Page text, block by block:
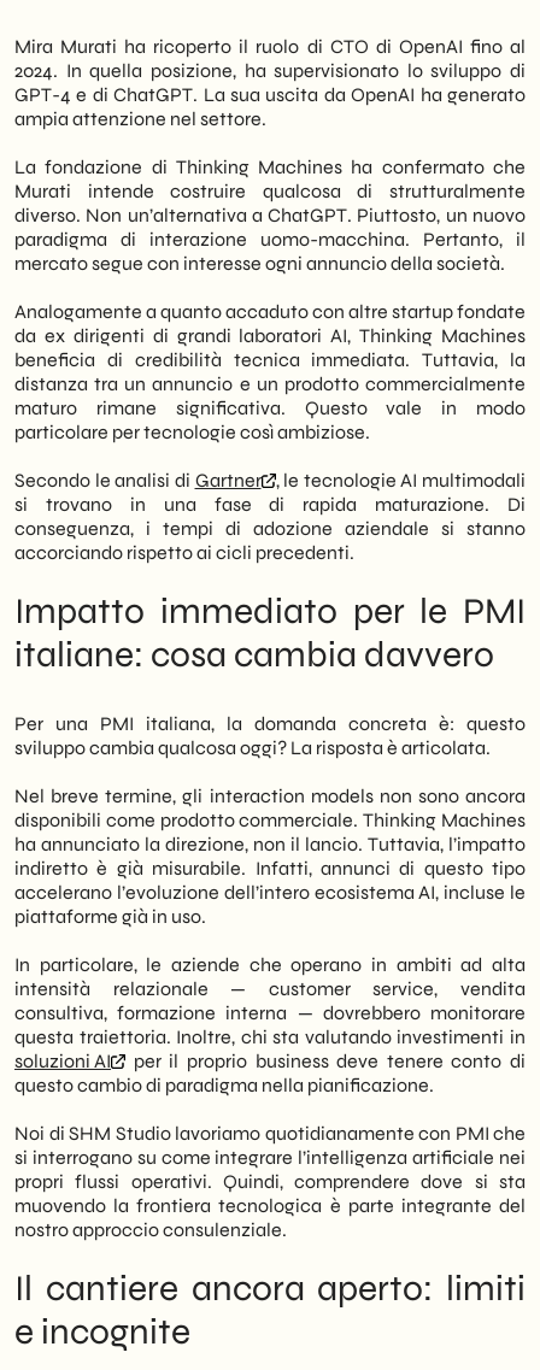
Mira Murati ha ricoperto il ruolo di CTO di OpenAI fino al
2024. In quella posizione, ha supervisionato lo sviluppo di
GPT-4 e di ChatGPT. La sua uscita da OpenAI ha generato
ampia attenzione nel settore.
La fondazione di Thinking Machines ha confermato che
Murati intende costruire qualcosa di strutturalmente
diverso. Non un’alternativa a ChatGPT. Piuttosto, un nuovo
paradigma di interazione uomo-macchina. Pertanto, il
mercato segue con interesse ogni annuncio della società.
Analogamente a quanto accaduto con altre startup fondate
da ex dirigenti di grandi laboratori AI, Thinking Machines
beneficia di credibilità tecnica immediata. Tuttavia, la
distanza tra un annuncio e un prodotto commercialmente
maturo rimane significativa. Questo vale in modo
particolare per tecnologie così ambiziose.
Secondo le analisi di Gartner
, le tecnologie AI multimodali
si trovano in una fase di rapida maturazione. Di
conseguenza, i tempi di adozione aziendale si stanno
accorciando rispetto ai cicli precedenti.
Impatto immediato per le PMI
italiane: cosa cambia davvero
Per una PMI italiana, la domanda concreta è: questo
sviluppo cambia qualcosa oggi? La risposta è articolata.
Nel breve termine, gli interaction models non sono ancora
disponibili come prodotto commerciale. Thinking Machines
ha annunciato la direzione, non il lancio. Tuttavia, l’impatto
indiretto è già misurabile. Infatti, annunci di questo tipo
accelerano l’evoluzione dell’intero ecosistema AI, incluse le
piattaforme già in uso.
In particolare, le aziende che operano in ambiti ad alta
intensità relazionale — customer service, vendita
consultiva, formazione interna — dovrebbero monitorare
questa traiettoria. Inoltre, chi sta valutando investimenti in
soluzioni AI
per il proprio business deve tenere conto di
questo cambio di paradigma nella pianificazione.
Noi di SHM Studio lavoriamo quotidianamente con PMI che
si interrogano su come integrare l’intelligenza artificiale nei
propri flussi operativi. Quindi, comprendere dove si sta
muovendo la frontiera tecnologica è parte integrante del
nostro approccio consulenziale.
Il cantiere ancora aperto: limiti
e incognite